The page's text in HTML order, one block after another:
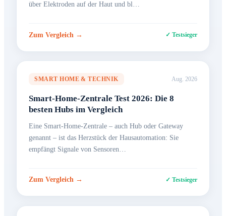
über Elektroden auf der Haut und bl…
Zum Vergleich → ✓ Testsieger
SMART HOME & TECHNIK Aug. 2026
Smart-Home-Zentrale Test 2026: Die 8
besten Hubs im Vergleich
Eine Smart-Home-Zentrale – auch Hub oder Gateway
genannt – ist das Herzstück der Hausautomation: Sie
empfängt Signale von Sensoren…
Zum Vergleich → ✓ Testsieger